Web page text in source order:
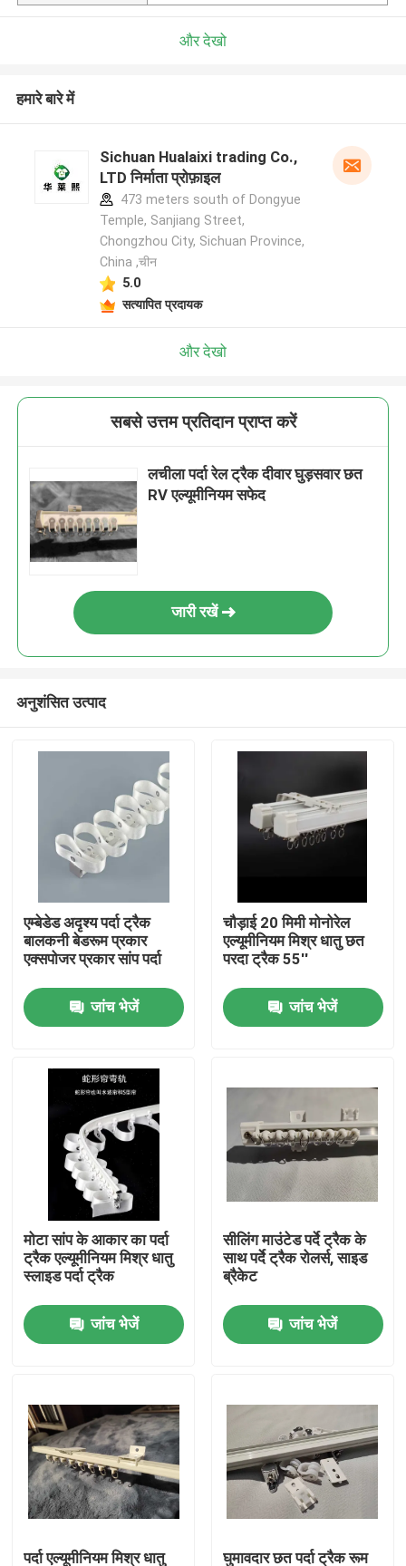
वीडियो
कारखाना भ्रमण
गुणवत्ता नियंत्रण
एक उद्धरण का अनुरोध करें
प्रयुक्त फैशन के कपड़े
प्राथमिक बच्चों के कपड़े
और देखो
हमारे बारे में
Sichuan Hualaixi trading Co.,
LTD निर्माता प्रोफ़ाइल
473 meters south of Dongyue
Temple, Sanjiang Street,
Chongzhou City, Sichuan Province,
China ,चीन
5.0
सत्यापित प्रदायक
और देखो
सबसे उत्तम प्रतिदान प्राप्त करें
लचीला पर्दा रेल ट्रैक दीवार घुड़सवार छत
RV एल्यूमीनियम सफेद
जारी रखें
अनुशंसित उत्पाद
एम्बेडेड अदृश्य पर्दा ट्रैक
बालकनी बेडरूम प्रकार
एक्सपोजर प्रकार सांप पर्दा
जांच भेजें
चौड़ाई 20 मिमी मोनोरेल
एल्यूमीनियम मिश्र धातु छत
परदा ट्रैक 55''
जांच भेजें
मोटा सांप के आकार का पर्दा
ट्रैक एल्यूमीनियम मिश्र धातु
स्लाइड पर्दा ट्रैक
जांच भेजें
सीलिंग माउंटेड पर्दे ट्रैक के
साथ पर्दे ट्रैक रोलर्स, साइड
ब्रैकेट
जांच भेजें
पर्दा एल्यूमीनियम मिश्र धातु घुमावदार छत पर्दा ट्रैक रूम